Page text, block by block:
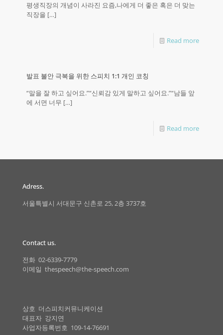
평생직장의 개념이 사라진 요즘,나에게 더 좋은 혹은 더 맞는
직장을 […]
Read more
발표 불안 극복을 위한 스피치 1:1 개인 코칭
“말을 잘 하고 싶어요.”“신뢰감 있게 말하고 싶어요.”“남들 앞
에 서면 너무 […]
Read more
Adress.
서울특별시 서대문구 신촌로 25, 2층 3737호
Contact us.
전화 02-6339-7779
이메일 thespeech@the-speech.com
상호 더스피치커뮤니케이션
대표자 강지연
사업자등록번호 109-14-76691